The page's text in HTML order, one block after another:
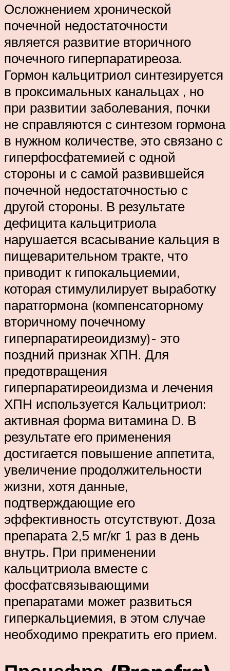
Осложнением хронической
почечной недостаточности
является развитие вторичного
почечного гиперпаратиреоза.
Гормон кальцитриол синтезируется
в проксимальных канальцах , но
при развитии заболевания, почки
не справляются с синтезом гормона
в нужном количестве, это связано с
гиперфосфатемией с одной
стороны и с самой развившейся
почечной недостаточностью с
другой стороны. В результате
дефицита кальцитриола
нарушается всасывание кальция в
пищеварительном тракте, что
приводит к гипокальциемии,
которая стимулилирует выработку
паратгормона (компенсаторному
вторичному почечному
гиперпаратиреоидизму)- это
поздний признак ХПН. Для
предотвращения
гиперпаратиреоидизма и лечения
ХПН используется Кальцитриол:
активная форма витамина D. В
результате его применения
достигается повышение аппетита,
увеличение продолжительности
жизни, хотя данные,
подтверждающие его
эффективность отсутствуют. Доза
препарата 2,5 мг/кг 1 раз в день
внутрь. При применении
кальцитриола вместе с
фосфатсвязывающими
препаратами может развиться
гиперкальциемия, в этом случае
необходимо прекратить его прием.